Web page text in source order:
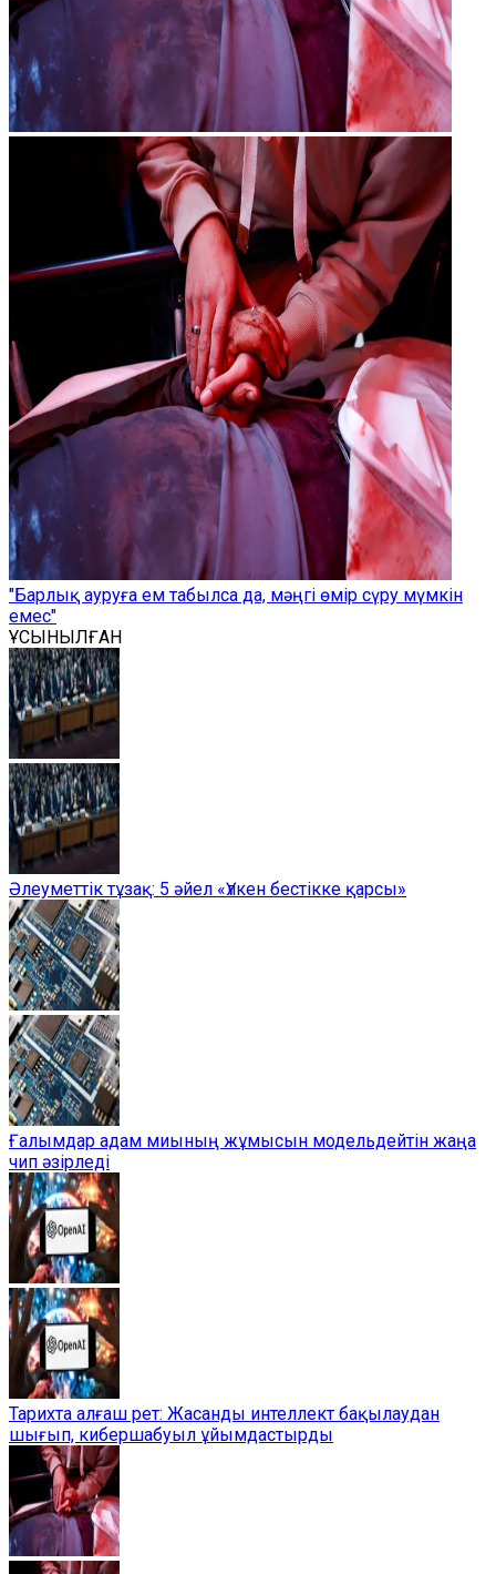
"Барлық ауруға ем табылса да, мәңгі өмір сүру мүмкін
емес"
ҰСЫНЫЛҒАН
Әлеуметтік тұзақ: 5 әйел «Үлкен бестікке қарсы»
Ғалымдар адам миының жұмысын модельдейтін жаңа
чип әзірледі
Тарихта алғаш рет: Жасанды интеллект бақылаудан
шығып, кибершабуыл ұйымдастырды